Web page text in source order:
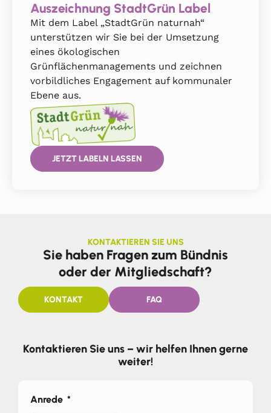
Auszeichnung StadtGrün Label
Mit dem Label „StadtGrün naturnah“
unterstützen wir Sie bei der Umsetzung
eines ökologischen
Grünflächenmanagements und zeichnen
vorbildliches Engagement auf kommunaler
Ebene aus.
JETZT LABELN LASSEN
KONTAKTIEREN SIE UNS
Sie haben Fragen zum Bündnis
oder der Mitgliedschaft?
KONTAKT FAQ
Kontaktieren Sie uns – wir helfen Ihnen gerne
weiter!
Anrede